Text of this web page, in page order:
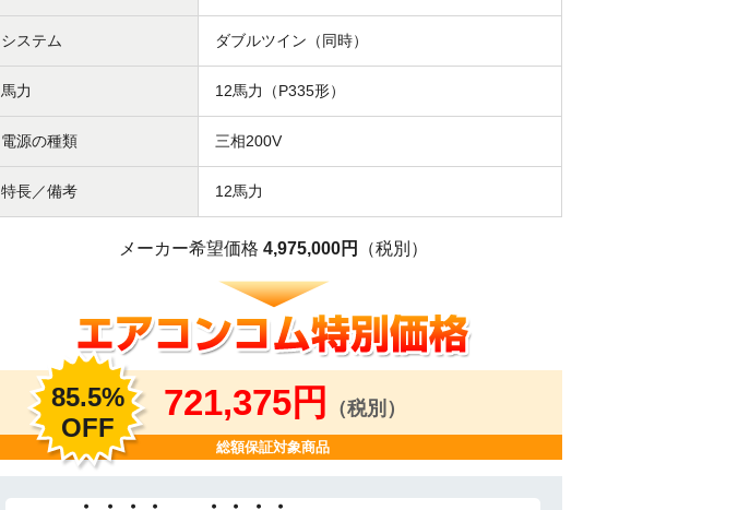
システム ダブルツイン（同時）
馬力 12馬力（P335形）
電源の種類 三相200V
特長／備考 12馬力
メーカー希望価格 4,975,000円 （税別）
85.5%
OFF
721,375円 （税別）
総額保証対象商品